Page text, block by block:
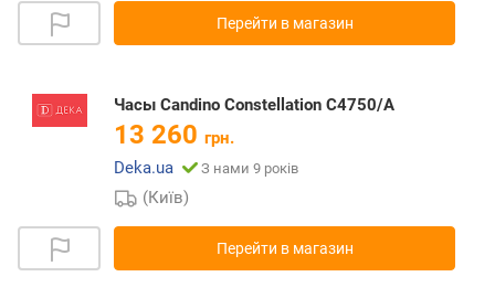
Перейти в магазин
Часы Candino Constellation C4750/A
13 260 грн.
Deka.ua
З нами 9 років
(Київ)
Перейти в магазин